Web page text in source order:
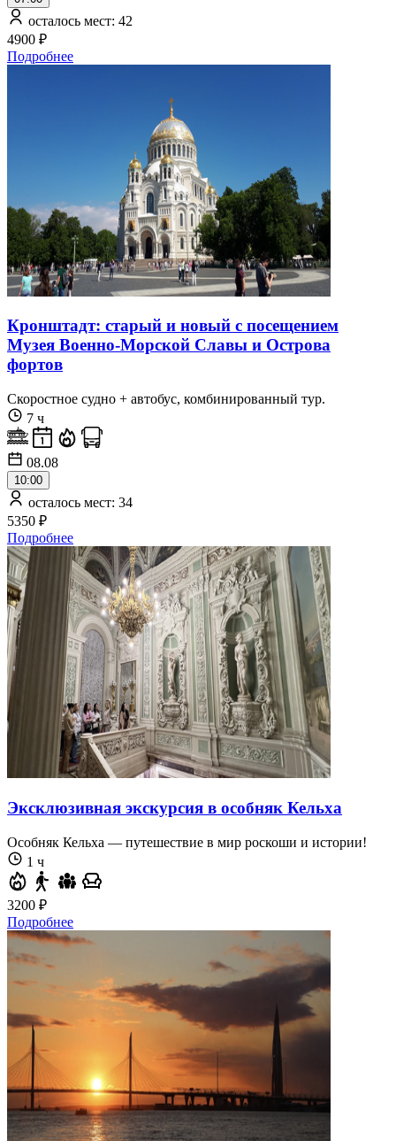
осталось мест: 42
4900 ₽
Подробнее
Кронштадт: старый и новый с посещением
Музея Военно-Морской Славы и Острова
фортов
Скоростное судно + автобус, комбинированный тур.
7 ч
08.08
10:00
осталось мест: 34
5350 ₽
Подробнее
Эксклюзивная экскурсия в особняк Кельха
Особняк Кельха — путешествие в мир роскоши и истории!
1 ч
3200 ₽
Подробнее